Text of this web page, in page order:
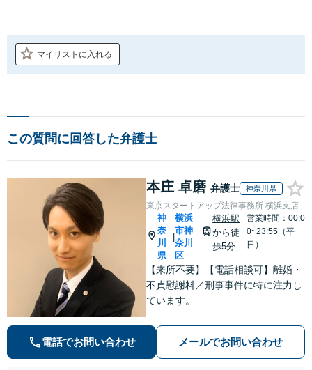
マイリストに入れる
この質問に回答した弁護士
本庄 卓磨 弁護士 神奈川県
東京スタートアップ法律事務所 横浜支店
神
奈
川
県
横浜
市神
奈川
区
横浜駅
から徒
歩5分
営業時間：00:0
0~23:55（平
日）
【来所不要】【電話相談可】離婚・
不貞慰謝料／刑事事件に特に注力し
ています。
電話でお問い合わせ メールでお問い合わせ